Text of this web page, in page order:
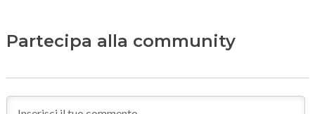
Partecipa alla community